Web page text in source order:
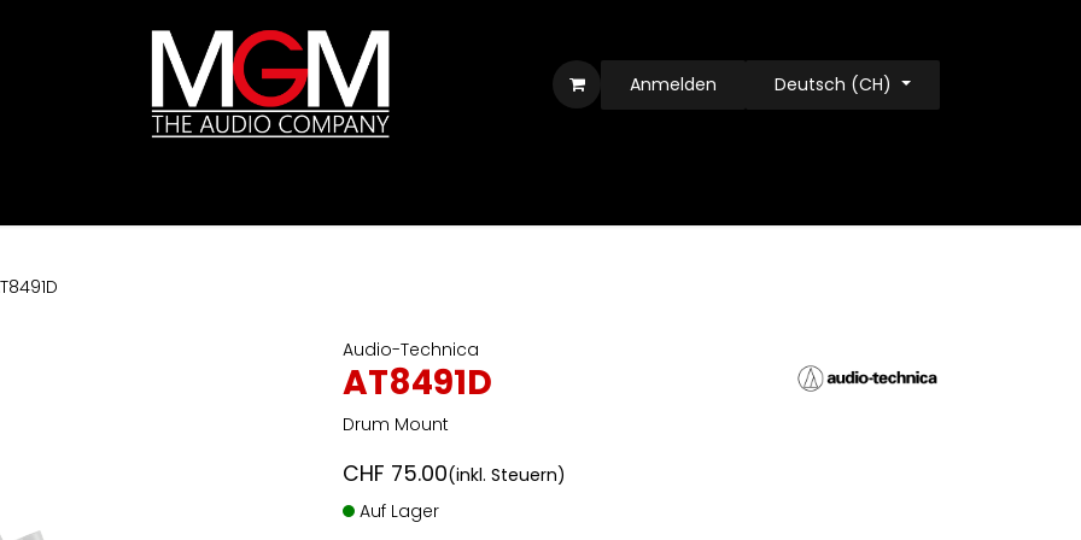
Anmelden Deutsch (CH)
Audio-Technica
AT8491D
Drum Mount
CHF 75.00(inkl. Steuern)
Auf Lager